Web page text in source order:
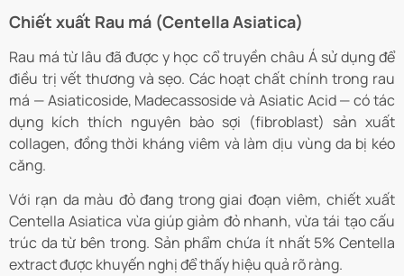
Chiết xuất Rau má (Centella Asiatica)
Rau má từ lâu đã được y học cổ truyền châu Á sử dụng để
điều trị vết thương và sẹo. Các hoạt chất chính trong rau
má — Asiaticoside, Madecassoside và Asiatic Acid — có tác
dụng kích thích nguyên bào sợi (fibroblast) sản xuất
collagen, đồng thời kháng viêm và làm dịu vùng da bị kéo
căng.
Với rạn da màu đỏ đang trong giai đoạn viêm, chiết xuất
Centella Asiatica vừa giúp giảm đỏ nhanh, vừa tái tạo cấu
trúc da từ bên trong. Sản phẩm chứa ít nhất 5% Centella
extract được khuyến nghị để thấy hiệu quả rõ ràng.